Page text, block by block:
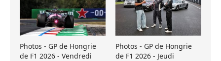
Photos - GP de Hongrie
de F1 2026 - Vendredi
Photos - GP de Hongrie
de F1 2026 - Jeudi